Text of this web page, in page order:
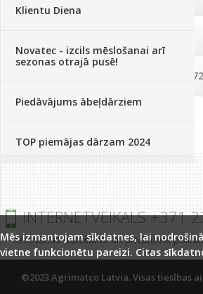
Klientu Diena
Novatec - izcils mēslošanai arī
sezonas otrajā pusē!
Piedāvājums ābeļdārziem
TOP piemājas dārzam 2024
INTERNETVEIKALS
lietošanas noteikumi un privātuma
©2023 Agrimatco Latvia. Visas tiesības
Mēs izmantojam sīkdatnes, lai
vietne funkcionētu pareizi. Citas